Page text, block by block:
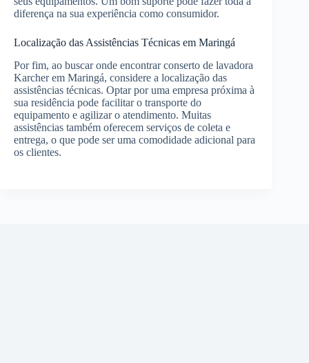
diferença na sua experiência como consumidor.
Localização das Assistências Técnicas em Maringá
Por fim, ao buscar onde encontrar conserto de lavadora
Karcher em Maringá, considere a localização das
assistências técnicas. Optar por uma empresa próxima à
sua residência pode facilitar o transporte do
equipamento e agilizar o atendimento. Muitas
assistências também oferecem serviços de coleta e
entrega, o que pode ser uma comodidade adicional para
os clientes.